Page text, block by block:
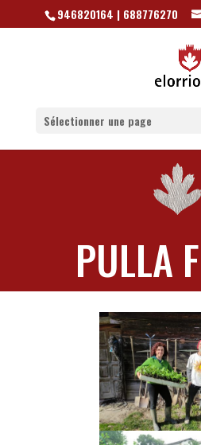
946820164 | 688776270
Sélectionner une page
PULLA